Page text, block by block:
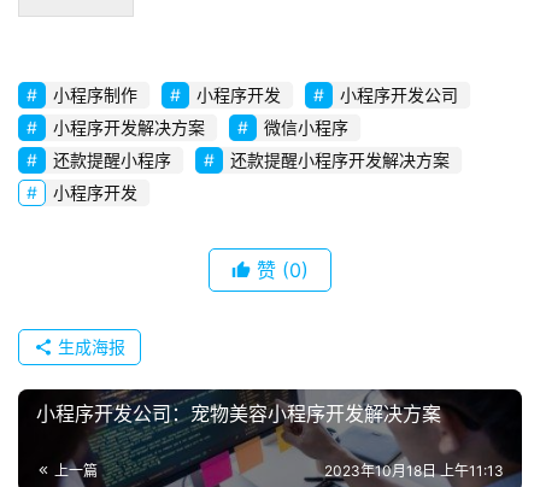
我
小程序制作 小程序开发
小程序开发公司
小程序开发解决方案
微信小程序
还款提醒小程序
还款提醒小程序开发解决方案
小程序开发
赞 (0)
生成海报
小程序开发公司：宠物美容小程序开发解决方案
上一篇 2023年10月18日 上午11:13